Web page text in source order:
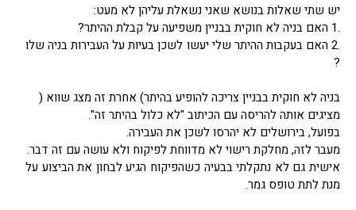
יש שתי שאלות בנושא שאני נשאלת עליהן לא מעט:
.2 האם בעקבות ההיתר שלי יעשו לשכן בעיות על העבירות בניה שלו
?
בניה לא חוקית בבניין צריכה להופיע בהיתר) אחרת זה מצג שווא (
מציגים אותה להריסה עם הכיתוב "לא כלול בהיתר זה".
בפועל, בירושלים לא יהרסו לשכן את העבירה.
מעבר לזה, מחלקת רישוי לא מדווחת לפיקוח ולא עושה עם זה דבר.
אישית גם לא נתקלתי בבעיה כשהפיקוח הגיע לבחון את הביצוע על
מנת לתת טופס גמר.